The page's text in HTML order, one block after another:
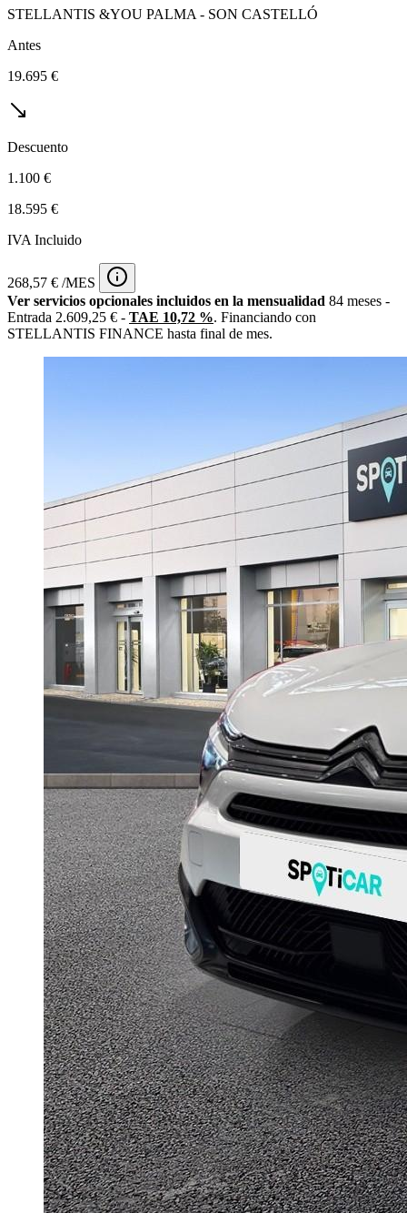
STELLANTIS &YOU PALMA - SON CASTELLÓ
Antes
19.695 €
Descuento
1.100 €
18.595 €
IVA Incluido
268,57 € /MES
Ver servicios opcionales incluidos en la mensualidad 84 meses -
Entrada 2.609,25 € - TAE 10,72 %. Financiando con
STELLANTIS FINANCE hasta final de mes.